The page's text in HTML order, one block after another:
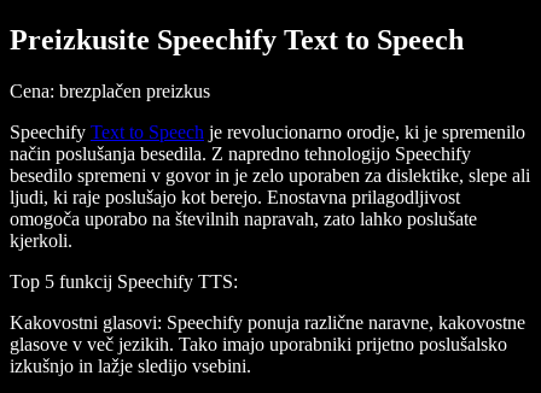
Preizkusite Speechify Text to Speech
Cena: brezplačen preizkus
Speechify Text to Speech je revolucionarno orodje, ki je spremenilo
način poslušanja besedila. Z napredno tehnologijo Speechify
besedilo spremeni v govor in je zelo uporaben za dislektike, slepe ali
ljudi, ki raje poslušajo kot berejo. Enostavna prilagodljivost
omogoča uporabo na številnih napravah, zato lahko poslušate
kjerkoli.
Top 5 funkcij Speechify TTS:
Kakovostni glasovi: Speechify ponuja različne naravne, kakovostne
glasove v več jezikih. Tako imajo uporabniki prijetno poslušalsko
izkušnjo in lažje sledijo vsebini.